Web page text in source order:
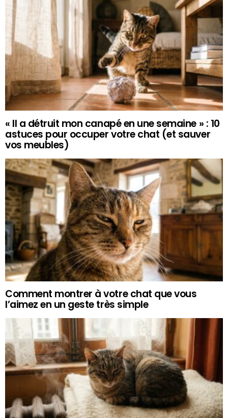
« Il a détruit mon canapé en une semaine » : 10
astuces pour occuper votre chat (et sauver
vos meubles)
Comment montrer à votre chat que vous
l’aimez en un geste très simple